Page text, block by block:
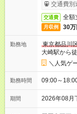
交通費別
交通費 全額
月収例 30万
勤務地
東京都品川
大崎駅から
＼人気ゲ
勤務時間 09:00～
期間 2026年08